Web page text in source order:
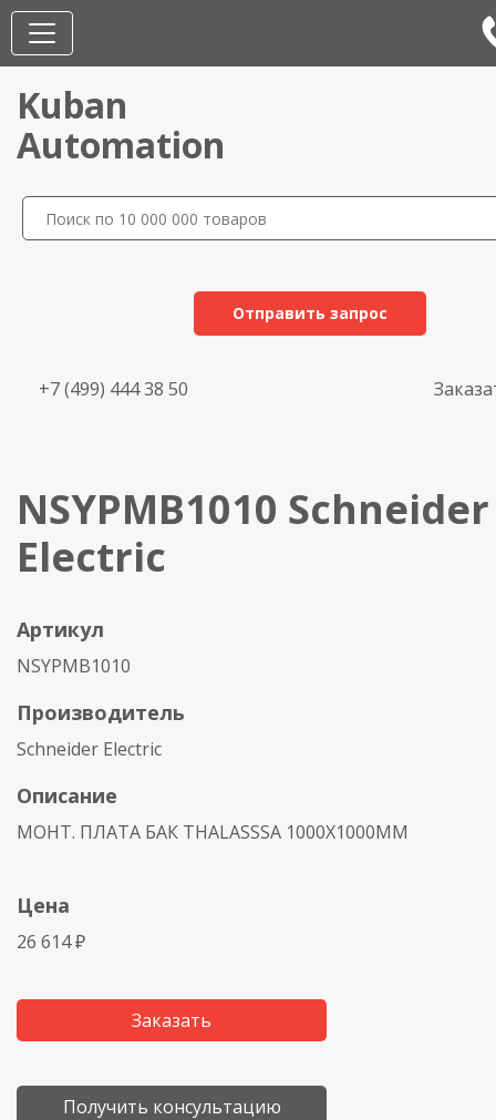
Kuban
Automation
Отправить запрос
+7 (499) 444 38 50
NSYPMB1010 Schneider
Electric
Артикул
NSYPMB1010
Производитель
Schneider Electric
Описание
МОНТ. ПЛАТА БАК THALASSSA 1000Х1000ММ
Цена
26 614 ₽
Заказать
Получить консультацию